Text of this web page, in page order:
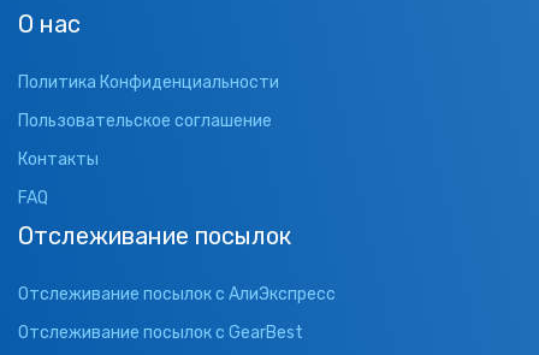
О нас
Политика Конфиденциальности
Пользовательское соглашение
Контакты
FAQ
Отслеживание посылок
Отслеживание посылок с АлиЭкспресс
Отслеживание посылок с GearBest